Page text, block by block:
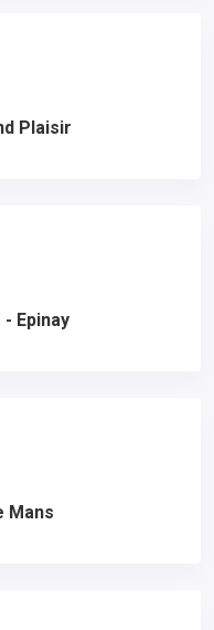
Plaisir
Epinay
Mans